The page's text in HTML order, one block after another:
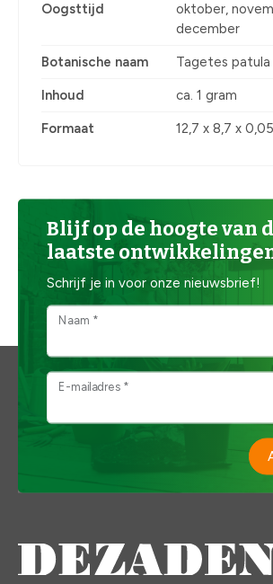
Oogsttijd
oktober,
december
Botanische naam Tagetes patula
Inhoud ca. 1 gram
Formaat 12,7 x 8,7 x
Blijf op de hoogte van
laatste
Schrijf je in voor onze nieuwsbrief!
Naam *
E-mailadres *